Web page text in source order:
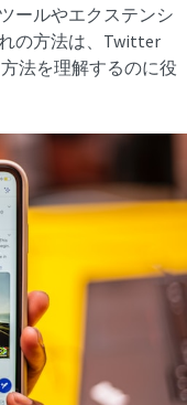
ールやエクステンシ
の方法は、Twitter
法を理解するのに役